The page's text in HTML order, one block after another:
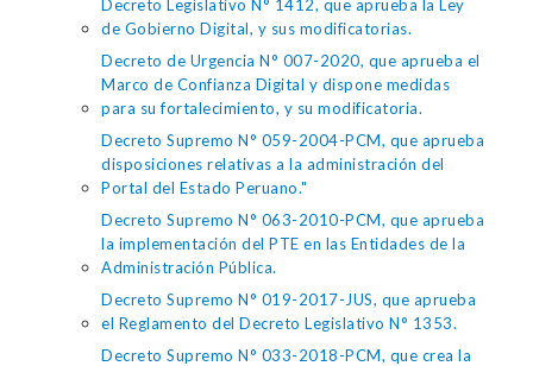
Decreto Legislativo N° 1412, que aprueba la Ley
de Gobierno Digital, y sus modificatorias.
Decreto de Urgencia N° 007-2020, que aprueba el
Marco de Confianza Digital y dispone medidas
para su fortalecimiento, y su modificatoria.
Decreto Supremo N° 059-2004-PCM, que aprueba
disposiciones relativas a la administración del
Portal del Estado Peruano."
Decreto Supremo N° 063-2010-PCM, que aprueba
la implementación del PTE en las Entidades de la
Administración Pública.
Decreto Supremo N° 019-2017-JUS, que aprueba
el Reglamento del Decreto Legislativo N° 1353.
Decreto Supremo N° 033-2018-PCM, que crea la